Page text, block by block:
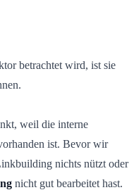
betrachtet wird, ist sie
weil die interne
ist. Bevor wir
nichts nützt oder
nicht gut bearbeitet hast.